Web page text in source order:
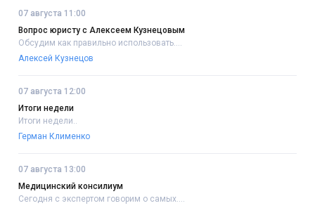
07 августа 11:00
Вопрос юристу с Алексеем Кузнецовым
Обсудим как правильно использовать....
Алексей Кузнецов
07 августа 12:00
Итоги недели
Итоги недели..
Герман Клименко
07 августа 13:00
Медицинский консилиум
Сегодня с экспертом говорим о самых....